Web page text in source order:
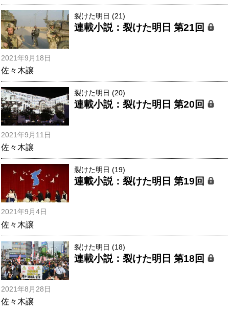
裂けた明日 (21)
連載小説：裂けた明日 第21回
2021年9月18日
佐々木譲
裂けた明日 (20)
連載小説：裂けた明日 第20回
2021年9月11日
佐々木譲
裂けた明日 (19)
連載小説：裂けた明日 第19回
2021年9月4日
佐々木譲
裂けた明日 (18)
連載小説：裂けた明日 第18回
2021年8月28日
佐々木譲